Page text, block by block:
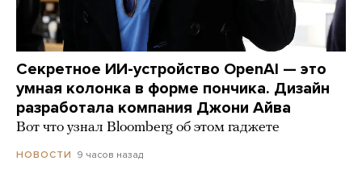
Секретное ИИ-устройство OpenAI — это
умная колонка в форме пончика. Дизайн
разработала компания Джони Айва
Вот что узнал Bloomberg об этом гаджете
НОВОСТИ 9 часов назад